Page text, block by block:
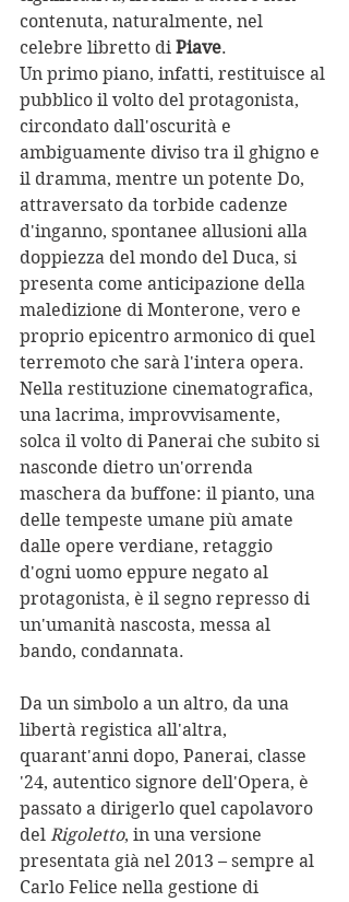
contenuta, naturalmente, nel
celebre libretto di Piave.
Un primo piano, infatti, restituisce al
pubblico il volto del protagonista,
circondato dall'oscurità e
ambiguamente diviso tra il ghigno e
il dramma, mentre un potente Do,
attraversato da torbide cadenze
d'inganno, spontanee allusioni alla
doppiezza del mondo del Duca, si
presenta come anticipazione della
maledizione di Monterone, vero e
proprio epicentro armonico di quel
terremoto che sarà l'intera opera.
Nella restituzione cinematografica,
una lacrima, improvvisamente,
solca il volto di Panerai che subito si
nasconde dietro un'orrenda
maschera da buffone: il pianto, una
delle tempeste umane più amate
dalle opere verdiane, retaggio
d'ogni uomo eppure negato al
protagonista, è il segno represso di
un'umanità nascosta, messa al
bando, condannata.
Da un simbolo a un altro, da una
libertà registica all'altra,
quarant'anni dopo, Panerai, classe
'24, autentico signore dell'Opera, è
passato a dirigerlo quel capolavoro
del Rigoletto, in una versione
presentata già nel 2013 – sempre al
Carlo Felice nella gestione di